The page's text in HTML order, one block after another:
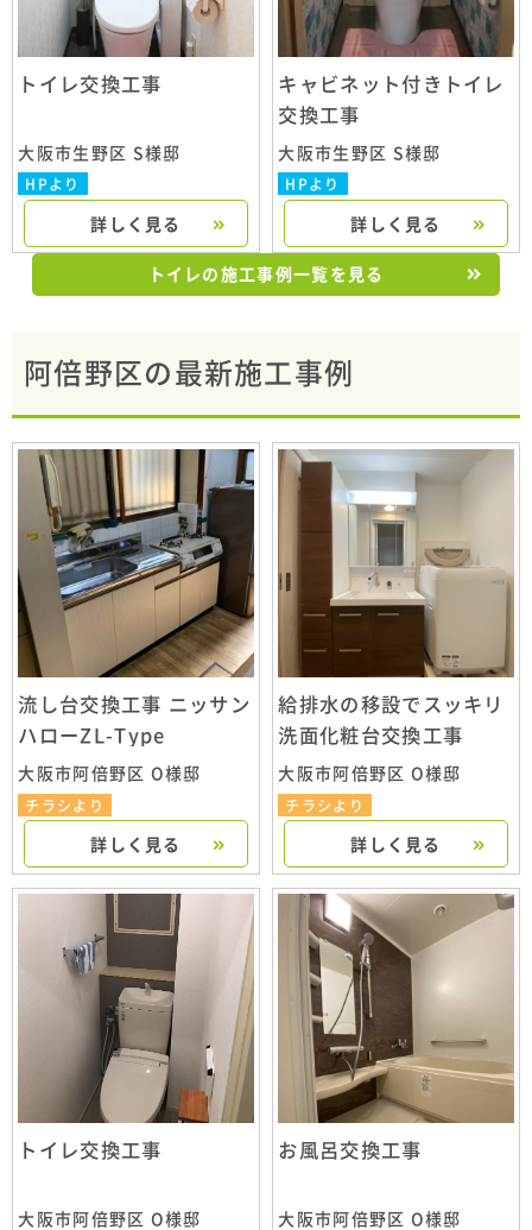
トイレ交換工事
大阪市生野区 S様邸
HPより
詳しく見る
キャビネット付きトイレ
交換工事
大阪市生野区 S様邸
HPより
詳しく見る
トイレの施工事例一覧を見る
阿倍野区の最新施工事例
流し台交換工事 ニッサン
ハローZL-Type
大阪市阿倍野区 O様邸
チラシより
詳しく見る
給排水の移設でスッキリ
洗面化粧台交換工事
大阪市阿倍野区 O様邸
チラシより
詳しく見る
トイレ交換工事
大阪市阿倍野区 O様邸
お風呂交換工事
大阪市阿倍野区 O様邸